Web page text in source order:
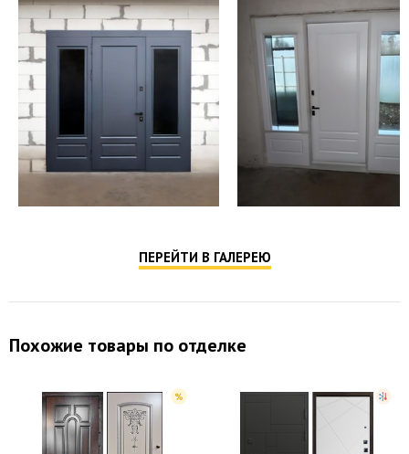
ПЕРЕЙТИ В ГАЛЕРЕЮ
Похожие товары по отделке